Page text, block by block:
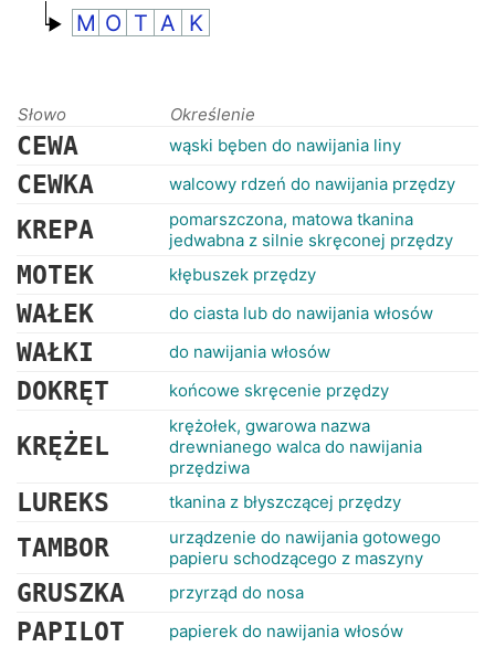
RANKINGI
M O T A K
Słowo Określenie
CEWA wąski bęben do nawijania liny
CEWKA walcowy rdzeń do nawijania przędzy
KREPA
pomarszczona, matowa tkanina
jedwabna z silnie skręconej przędzy
MOTEK kłębuszek przędzy
WAŁEK do ciasta lub do nawijania włosów
WAŁKI do nawijania włosów
DOKRĘT końcowe skręcenie przędzy
KRĘŻEL
krężołek, gwarowa nazwa
drewnianego walca do nawijania
przędziwa
LUREKS tkanina z błyszczącej przędzy
TAMBOR
urządzenie do nawijania gotowego
papieru schodzącego z maszyny
GRUSZKA przyrząd do nosa
PAPILOT papierek do nawijania włosów